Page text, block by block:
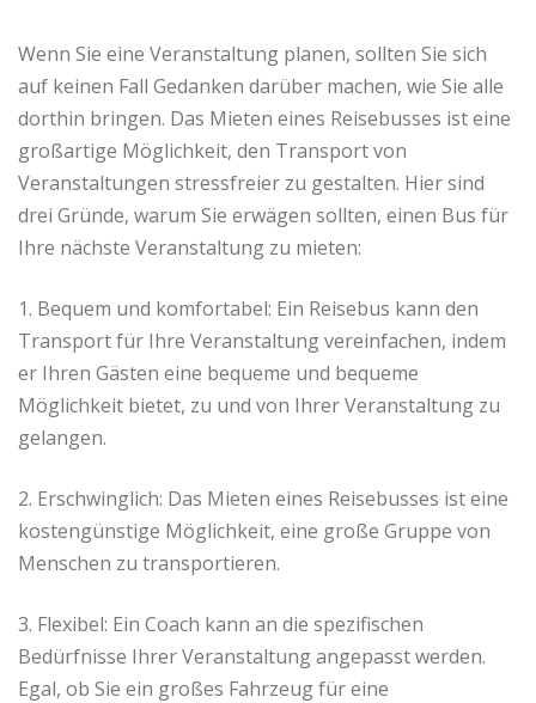
Wenn Sie eine Veranstaltung planen, sollten Sie sich
auf keinen Fall Gedanken darüber machen, wie Sie alle
dorthin bringen. Das Mieten eines Reisebusses ist eine
großartige Möglichkeit, den Transport von
Veranstaltungen stressfreier zu gestalten. Hier sind
drei Gründe, warum Sie erwägen sollten, einen Bus für
Ihre nächste Veranstaltung zu mieten:
1. Bequem und komfortabel: Ein Reisebus kann den
Transport für Ihre Veranstaltung vereinfachen, indem
er Ihren Gästen eine bequeme und bequeme
Möglichkeit bietet, zu und von Ihrer Veranstaltung zu
gelangen.
2. Erschwinglich: Das Mieten eines Reisebusses ist eine
kostengünstige Möglichkeit, eine große Gruppe von
Menschen zu transportieren.
3. Flexibel: Ein Coach kann an die spezifischen
Bedürfnisse Ihrer Veranstaltung angepasst werden.
Egal, ob Sie ein großes Fahrzeug für eine